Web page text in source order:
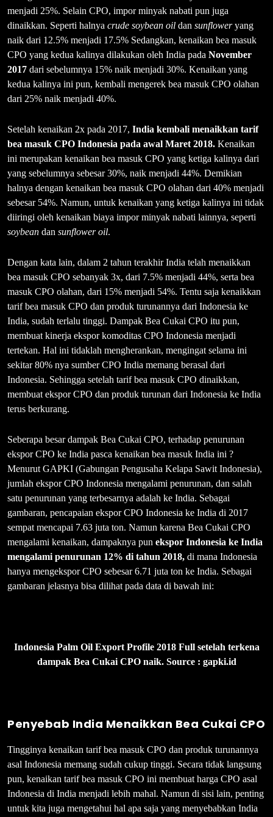
menjadi 25%. Selain CPO, impor minyak nabati pun juga
dinaikkan. Seperti halnya crude soybean oil dan sunfloweryang
naik dari 12.5% menjadi 17.5% Sedangkan, kenaikan bea masuk
CPO yang kedua kalinya dilakukan oleh India pada November
2017 dari sebelumnya 15% naik menjadi 30%. Kenaikan yang
kedua kalinya ini pun, kembali mengerek bea masuk CPO olahan
dari 25% naik menjadi 40%.
Setelah kenaikan 2x pada 2017, India kembali menaikkan tarif
bea masuk CPO Indonesia pada awal Maret 2018. Kenaikan
ini merupakan kenaikan bea masuk CPO yang ketiga kalinya dari
yang sebelumnya sebesar 30%, naik menjadi 44%. Demikian
halnya dengan kenaikan bea masuk CPO olahan dari 40% menjadi
sebesar 54%. Namun, untuk kenaikan yang ketiga kalinya ini tidak
diiringi oleh kenaikan biaya impor minyak nabati lainnya, seperti
soybean dan sunflower oil.
Dengan kata lain, dalam 2 tahun terakhir India telah menaikkan
bea masuk CPO sebanyak 3x, dari 7.5% menjadi 44%, serta bea
masuk CPO olahan, dari 15% menjadi 54%. Tentu saja kenaikkan
tarif bea masuk CPO dan produk turunannya dari Indonesia ke
India, sudah terlalu tinggi. Dampak Bea Cukai CPO itu pun,
membuat kinerja ekspor komoditas CPO Indonesia menjadi
tertekan. Hal ini tidaklah mengherankan, mengingat selama ini
sekitar 80% nya sumber CPO India memang berasal dari
Indonesia. Sehingga setelah tarif bea masuk CPO dinaikkan,
membuat ekspor CPO dan produk turunan dari Indonesia ke India
terus berkurang.
Seberapa besar dampak Bea Cukai CPO, terhadap penurunan
ekspor CPO ke India pasca kenaikan bea masuk India ini ?
Menurut GAPKI (Gabungan Pengusaha Kelapa Sawit Indonesia),
jumlah ekspor CPO Indonesia mengalami penurunan, dan salah
satu penurunan yang terbesarnya adalah ke India. Sebagai
gambaran, pencapaian ekspor CPO Indonesia ke India di 2017
sempat mencapai 7.63 juta ton. Namun karena Bea Cukai CPO
mengalami kenaikan, dampaknya pun ekspor Indonesia ke India
mengalami penurunan 12% di tahun 2018, di mana Indonesia
hanya mengekspor CPO sebesar 6.71 juta ton ke India. Sebagai
gambaran jelasnya bisa dilihat pada data di bawah ini:
Indonesia Palm Oil Export Profile 2018 Full setelah terkena
dampak Bea Cukai CPO naik. Source : gapki.id
Penyebab India Menaikkan Bea Cukai CPO
Tingginya kenaikan tarif bea masuk CPO dan produk turunannya
asal Indonesia memang sudah cukup tinggi. Secara tidak langsung
pun, kenaikan tarif bea masuk CPO ini membuat harga CPO asal
Indonesia di India menjadi lebih mahal. Namun di sisi lain, penting
untuk kita juga mengetahui hal apa saja yang menyebabkan India